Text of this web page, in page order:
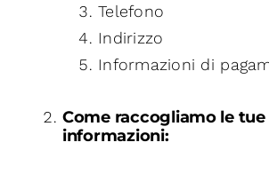
Telefono
Indirizzo
Informazioni di
Come raccogliamo le tue
informazioni: